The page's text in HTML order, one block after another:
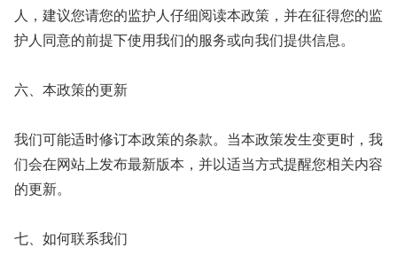
人，建议您请您的监护人仔细阅读本政策，并在征得您的监
护人同意的前提下使用我们的服务或向我们提供信息。
六、本政策的更新
我们可能适时修订本政策的条款。当本政策发生变更时，我
们会在网站上发布最新版本，并以适当方式提醒您相关内容
的更新。
七、如何联系我们